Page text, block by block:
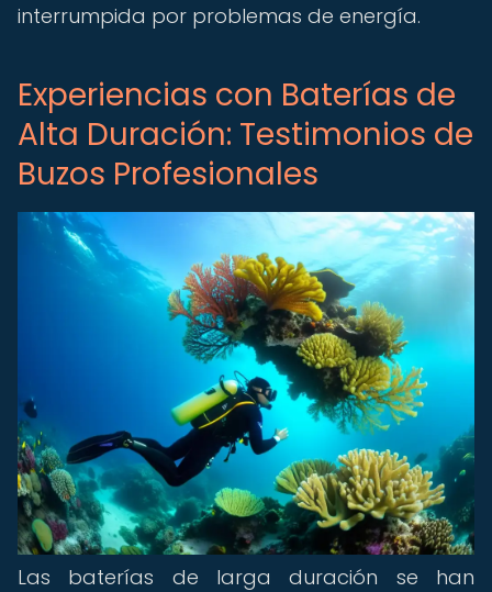
interrumpida por problemas de energía.
Experiencias con Baterías de
Alta Duración: Testimonios de
Buzos Profesionales
Las baterías de larga duración se han